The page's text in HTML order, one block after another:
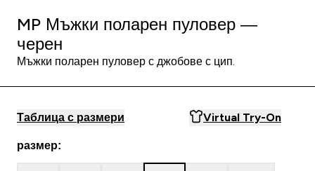
MP Мъжки поларен пуловер —
черен
Мъжки поларен пуловер с джобове с цип.
Таблица с размери Virtual Try-On
размер: